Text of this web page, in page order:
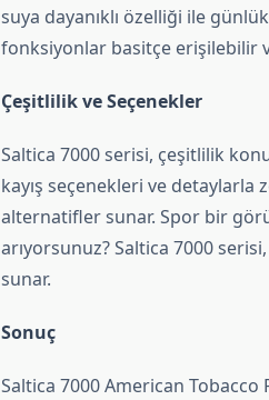
suya dayanıklı özelliği ile
fonksiyonlar basitçe erişilebilir
Çeşitlilik ve Seçenekler
Saltica 7000 serisi, çeşitlilik
kayış seçenekleri ve
alternatifler sunar. Spor bir
arıyorsunuz? Saltica 7000
sunar.
Sonuç
Saltica 7000 American Tobacco